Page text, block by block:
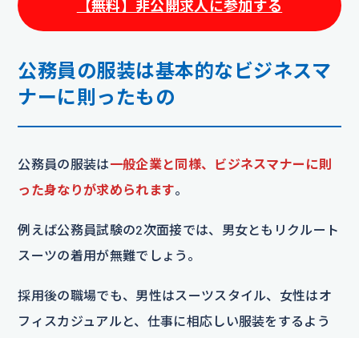
【無料】非公開求人に参加する
公務員の服装は基本的なビジネスマ
ナーに則ったもの
公務員の服装は一般企業と同様、ビジネスマナーに則
った身なりが求められます。
例えば公務員試験の2次面接では、男女ともリクルート
スーツの着用が無難でしょう。
採用後の職場でも、男性はスーツスタイル、女性はオ
フィスカジュアルと、仕事に相応しい服装をするよう